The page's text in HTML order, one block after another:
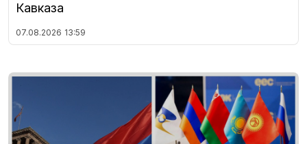
Кавказа
07.08.2026 13:59